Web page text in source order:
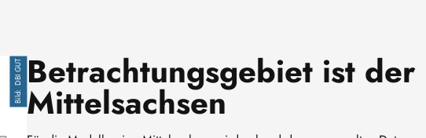
DBI GUT Betrachtungsgebiet ist der
Mittelsachsen